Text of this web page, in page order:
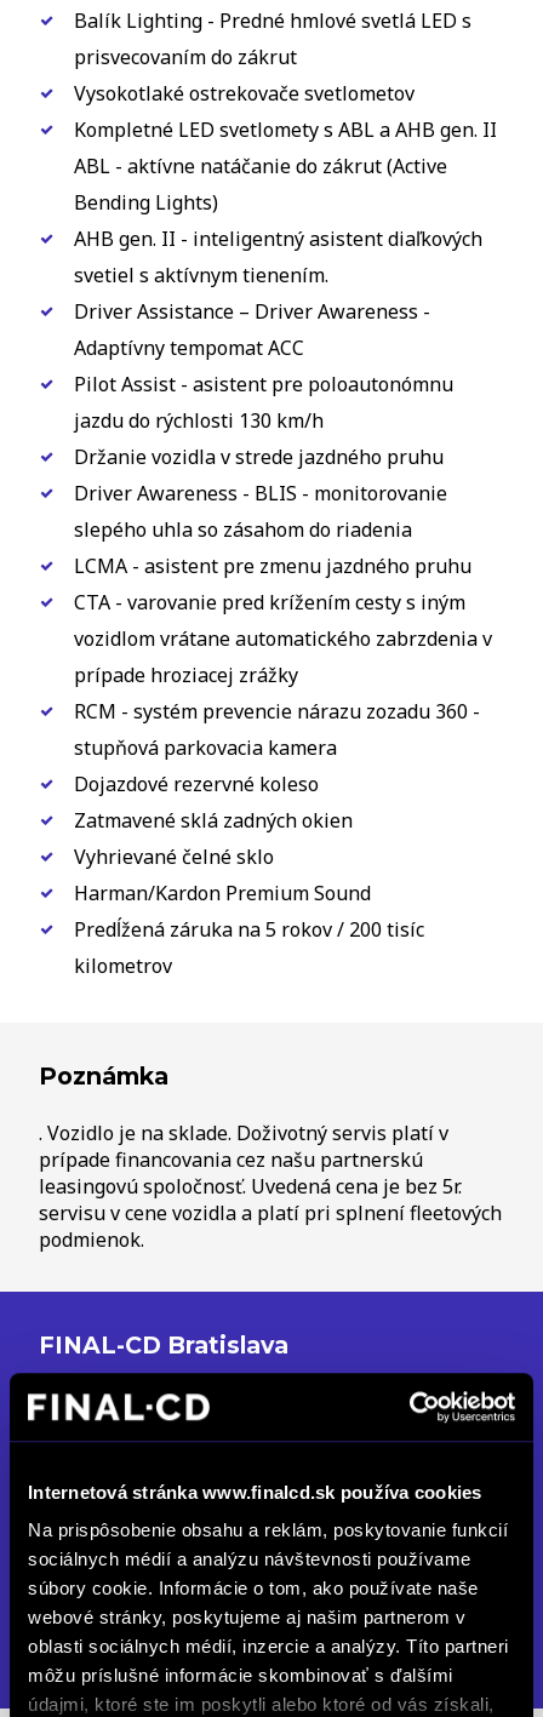
Internetová stránka www.finalcd.sk používa cookies
Na prispôsobenie obsahu a reklám, poskytovanie funkcií
sociálnych médií a analýzu návštevnosti používame
súbory cookie. Informácie o tom, ako používate naše
webové stránky, poskytujeme aj našim partnerom v
oblasti sociálnych médií, inzercie a analýzy. Títo partneri
môžu príslušné informácie skombinovať s ďalšími
údajmi, ktoré ste im poskytli alebo ktoré od vás získali,
Balík Lighting - Predné hmlové svetlá LED s
prisvecovaním do zákrut
Vysokotlaké ostrekovače svetlometov
Kompletné LED svetlomety s ABL a AHB gen. II
ABL - aktívne natáčanie do zákrut (Active
Bending Lights)
AHB gen. II - inteligentný asistent diaľkových
svetiel s aktívnym tienením.
Driver Assistance – Driver Awareness -
Adaptívny tempomat ACC
Pilot Assist - asistent pre poloautonómnu
jazdu do rýchlosti 130 km/h
Držanie vozidla v strede jazdného pruhu
Driver Awareness - BLIS - monitorovanie
slepého uhla so zásahom do riadenia
LCMA - asistent pre zmenu jazdného pruhu
CTA - varovanie pred krížením cesty s iným
vozidlom vrátane automatického zabrzdenia v
prípade hroziacej zrážky
RCM - systém prevencie nárazu zozadu 360 -
stupňová parkovacia kamera
Dojazdové rezervné koleso
Zatmavené sklá zadných okien
Vyhrievané čelné sklo
Harman/Kardon Premium Sound
Predĺžená záruka na 5 rokov / 200 tisíc
kilometrov
Poznámka
. Vozidlo je na sklade. Doživotný servis platí v
prípade financovania cez našu partnerskú
leasingovú spoločnosť. Uvedená cena je bez 5r.
servisu v cene vozidla a platí pri splnení fleetových
podmienok.
FINAL-CD Bratislava
Ivanská cesta 30, 821 04 Bratislava
Po až Pia: 08:00 - 17:00
So: Zatvorené
predajba.volvo@finalcd.sk
+421 918 601 062
DETAIL PREVÁDZKY